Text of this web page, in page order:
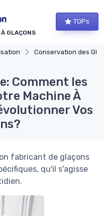
GLAÇONS
TOPs
Conservation des
Comment les
Machine À
Vos
fabricant de glaçons
qu'il s'agisse